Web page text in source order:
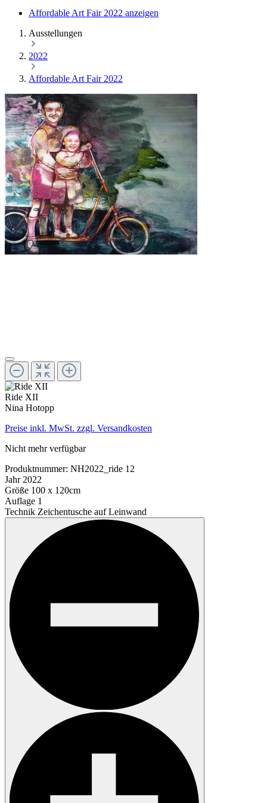
Affordable Art Fair 2022 anzeigen
Ausstellungen
2022
Affordable Art Fair 2022
Ride XII
Nina Hotopp
Preise inkl. MwSt. zzgl. Versandkosten
Nicht mehr verfügbar
Produktnummer: NH2022_ride 12
Jahr 2022
Größe 100 x 120cm
Auflage 1
Technik Zeichentusche auf Leinwand